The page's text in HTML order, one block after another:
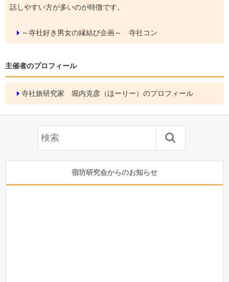
話しやすい方が多いのが特徴です。
～寺社好き男女の縁結び企画～ 寺社コン
主催者のプロフィール
寺社旅研究家 堀内克彦（ほーりー）のプロフィール
宿坊研究会からのお知らせ